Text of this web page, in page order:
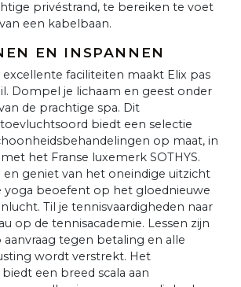
privéstrand, te bereiken te voet
een kabelbaan.
EN INSPANNEN
excellente faciliteiten maakt Elix pas
Dompel je lichaam en geest onder
de prachtige spa. Dit
biedt een selectie
op maat, in
het Franse luxemerk SOTHYS.
en geniet van het oneindige uitzicht
yoga beoefent op het gloednieuwe
Til je tennisvaardigheden naar
op de tennisacademie. Lessen zijn
tegen betaling en alle
wordt verstrekt. Het
een breed scala aan